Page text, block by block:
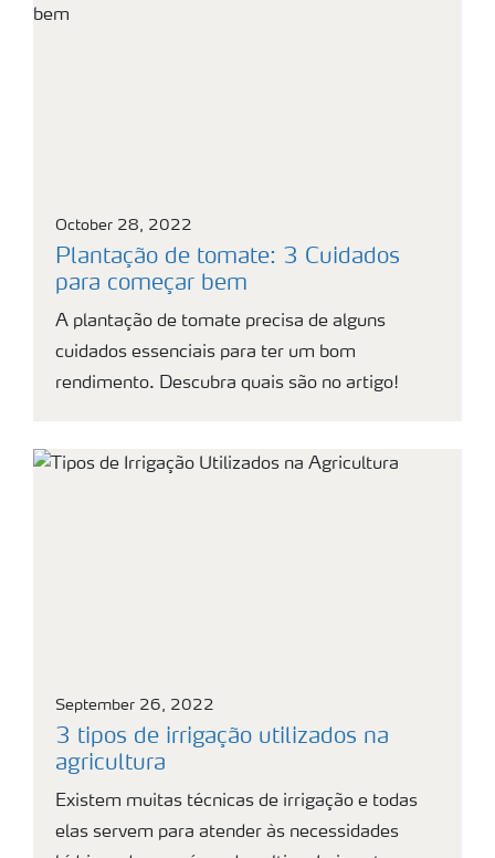
October 28, 2022
Plantação de tomate: 3 Cuidados
para começar bem
A plantação de tomate precisa de alguns
cuidados essenciais para ter um bom
rendimento. Descubra quais são no artigo!
September 26, 2022
3 tipos de irrigação utilizados na
agricultura
Existem muitas técnicas de irrigação e todas
elas servem para atender às necessidades